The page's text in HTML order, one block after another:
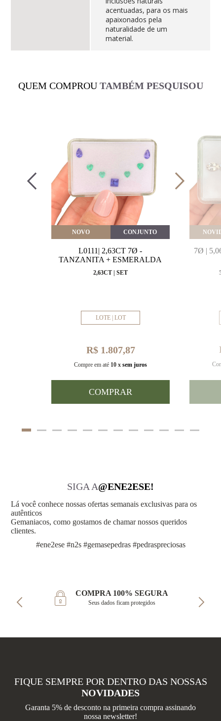
acentuadas, para os mais
apaixonados pela
naturalidade de um
material.
QUEM COMPROU TAMBÉM PESQUISOU
NOVO CONJUNTO
L0111| 2,63CT 7Ø -
TANZANITA + ESMERALDA
2,63CT | SET
LOTE | LOT
R$ 1.807,87
Compre em até 10 x sem juros
COMPRAR
7Ø |
SIGA A@ENE2ESE!
Lá você conhece nossas ofertas semanais exclusivas para os
autênticos
Gemaniacos, como gostamos de chamar nossos queridos
clientes.
#ene2ese #n2s #gemasepedras #pedraspreciosas
COMPRA 100% SEGURA
Seus dados ficam protegidos
FIQUE SEMPRE POR DENTRO DAS NOSSAS
NOVIDADES
Garanta 5% de desconto na primeira compra assinando
nossa newsletter!